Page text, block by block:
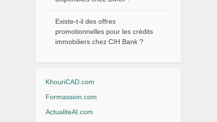
Existe-t-il des offres
promotionnelles pour les crédits
immobiliers chez CIH Bank ?
KhouriCAD.com
Formassion.com
ActualiteAI.com